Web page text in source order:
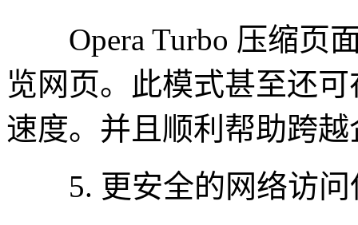
Opera Turbo 压缩页
览网页。此模式甚至还
速度。并且顺利帮助跨
5. 更安全的网络访问